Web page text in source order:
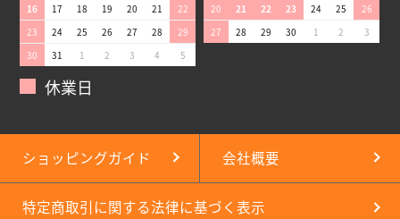
16
17 18 19 20 21
22
23
24 25 26 27 28
29
30
31 1 2 3 4 5
20
21 22 23 24 25
26
27
28 29 30 1 2 3
休業日
ショッピングガイド 会社概要
特定商取引に関する法律に基づく表示